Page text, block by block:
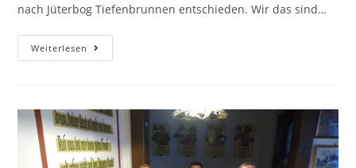
nach Jüterbog Tiefenbrunnen entschieden. Wir das sind…
Weiterlesen